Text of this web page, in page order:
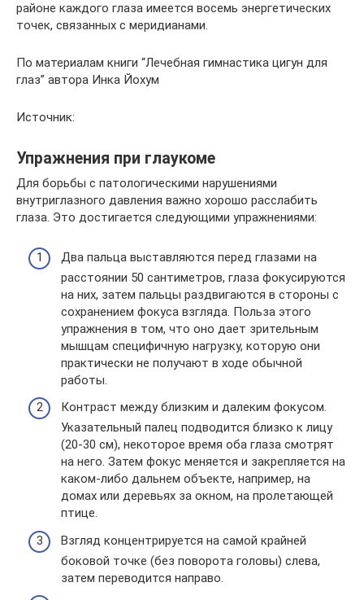
районе каждого глаза имеется восемь энергетических
точек, связанных с меридианами.
По материалам книги “Лечебная гимнастика цигун для
глаз” автора Инка Йохум
Источник:
Упражнения при глаукоме
Для борьбы с патологическими нарушениями
внутриглазного давления важно хорошо расслабить
глаза. Это достигается следующими упражнениями:
Два пальца выставляются перед глазами на
расстоянии 50 сантиметров, глаза фокусируются
на них, затем пальцы раздвигаются в стороны с
сохранением фокуса взгляда. Польза этого
упражнения в том, что оно дает зрительным
мышцам специфичную нагрузку, которую они
практически не получают в ходе обычной
работы.
Контраст между близким и далеким фокусом.
Указательный палец подводится близко к лицу
(20-30 см), некоторое время оба глаза смотрят
на него. Затем фокус меняется и закрепляется на
каком-либо дальнем объекте, например, на
домах или деревьях за окном, на пролетающей
птице.
Взгляд концентрируется на самой крайней
боковой точке (без поворота головы) слева,
затем переводится направо.